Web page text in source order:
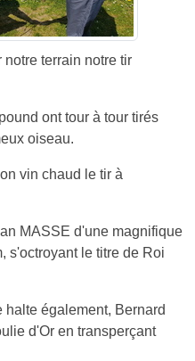
terrain notre tir
ont tour à tour tirés
oiseau.
vin chaud le tir à
MASSE d'une magnifique
s'octroyant le titre de Roi
également, Bernard
d'Or en transperçant